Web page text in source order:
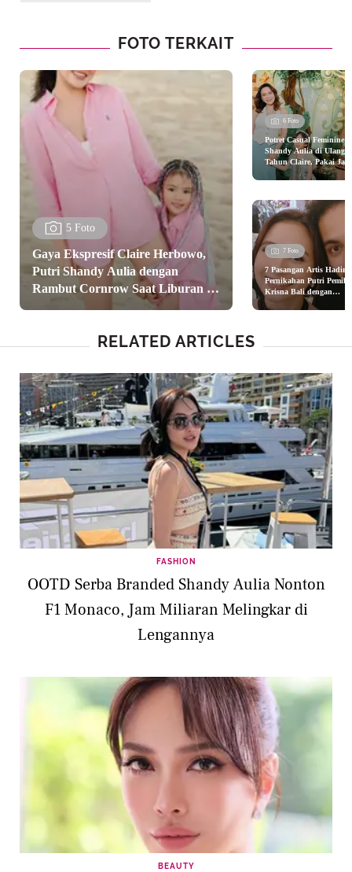
FOTO TERKAIT
5 Foto
Gaya Ekspresif Claire Herbowo,
Putri Shandy Aulia dengan
Rambut Cornrow Saat Liburan di
6 Foto
Potret Casual Feminine
Shandy Aulia di Ulang
Tahun Claire, Pakai Jam
Tangan Mewah Seharga
7 Foto
7 Pasangan Artis Hadir
Pernikahan Putri Pemilik
Krisna Bali dengan
Busana Totalitas, Intip
RELATED ARTICLES
FASHION
OOTD Serba Branded Shandy Aulia Nonton
F1 Monaco, Jam Miliaran Melingkar di
Lengannya
BEAUTY